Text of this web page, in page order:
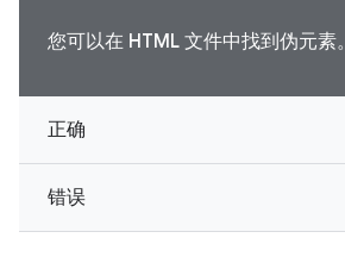
您可以在 HTML 文件中找到伪元素。
正确
错误